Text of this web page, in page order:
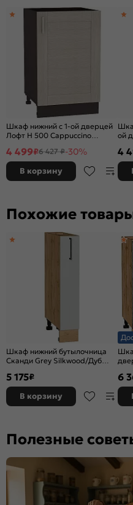
Шкаф нижний с 1-ой дверцей
Лофт Н 500 Cappuccino
4 499₽6 427 ₽-30%
В корзину
ой
4
Похожие
Шкаф нижний бутылочница
Сканди Grey Silkwood/Дуб
5 175₽
В корзину
6
Полезные